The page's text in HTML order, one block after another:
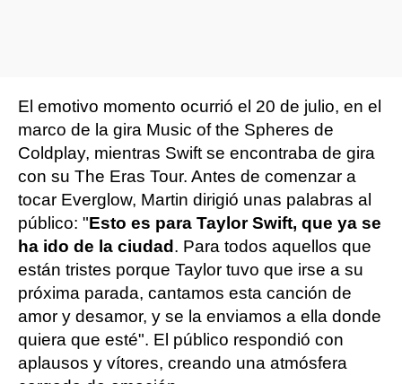
El emotivo momento ocurrió el 20 de julio, en el
marco de la gira Music of the Spheres de
Coldplay, mientras Swift se encontraba de gira
con su The Eras Tour. Antes de comenzar a
tocar Everglow, Martin dirigió unas palabras al
público: "Esto es para Taylor Swift, que ya se
ha ido de la ciudad . Para todos aquellos que
están tristes porque Taylor tuvo que irse a su
próxima parada, cantamos esta canción de
amor y desamor, y se la enviamos a ella donde
quiera que esté". El público respondió con
aplausos y vítores, creando una atmósfera